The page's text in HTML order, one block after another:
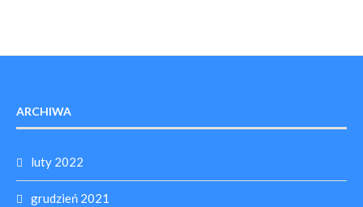
ARCHIWA
luty 2022
grudzień 2021